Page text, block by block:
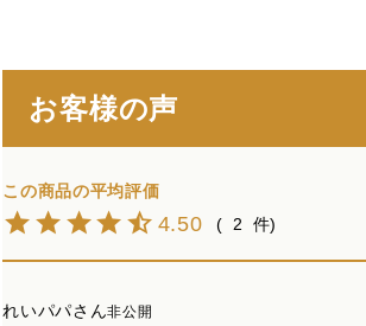
お客様の声
4.50 2
れいパパ
非公開